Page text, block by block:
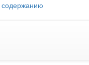
содержанию